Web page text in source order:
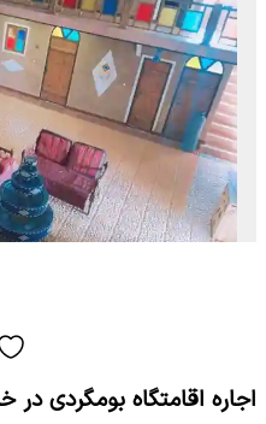
اجاره اقامتگاه بومگردی در